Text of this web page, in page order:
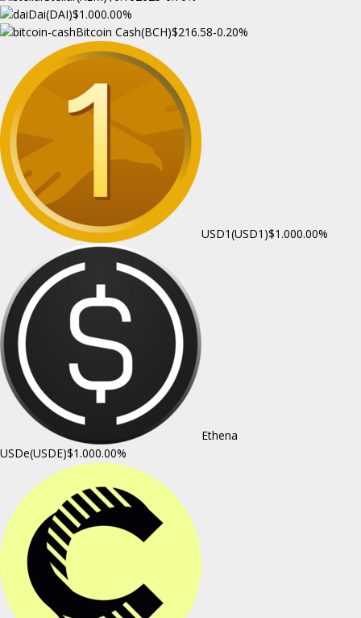
Dai(DAI)$1.000.00%
Bitcoin Cash(BCH)$216.58-0.20%
USD1(USD1)$1.000.00%
Ethena
USDe(USDE)$1.000.00%